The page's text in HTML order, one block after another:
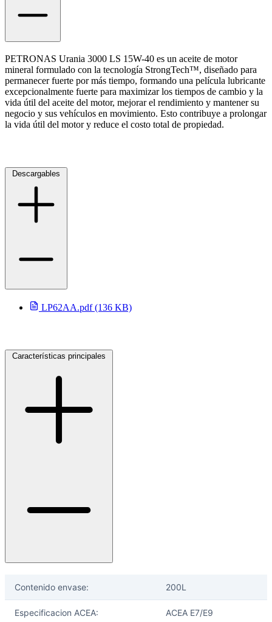
PETRONAS Urania 3000 LS 15W-40 es un aceite de motor
mineral formulado con la tecnología StrongTech™, diseñado para
permanecer fuerte por más tiempo, formando una película lubricante
excepcionalmente fuerte para maximizar los tiempos de cambio y la
vida útil del aceite del motor, mejorar el rendimiento y mantener su
negocio y sus vehículos en movimiento. Esto contribuye a prolongar
la vida útil del motor y reduce el costo total de propiedad.
Descargables
LP62AA.pdf (136 KB)
Características principales
Contenido envase: 200L
Especificacion ACEA: ACEA E7/E9